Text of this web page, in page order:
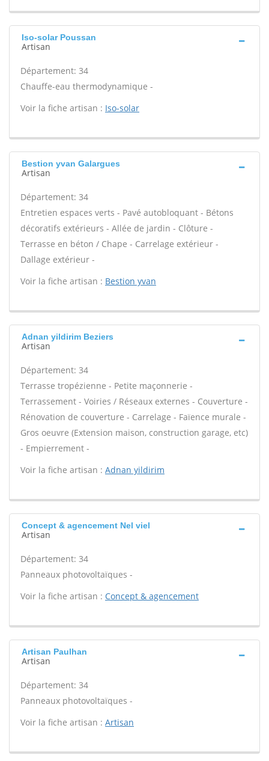
Iso-solar Poussan
Artisan
Département: 34
Chauffe-eau thermodynamique -
Voir la fiche artisan : Iso-solar
Bestion yvan Galargues
Artisan
Département: 34
Entretien espaces verts - Pavé autobloquant - Bétons
décoratifs extérieurs - Allée de jardin - Clôture -
Terrasse en béton / Chape - Carrelage extérieur -
Dallage extérieur -
Voir la fiche artisan : Bestion yvan
Adnan yildirim Beziers
Artisan
Département: 34
Terrasse tropézienne - Petite maçonnerie -
Terrassement - Voiries / Réseaux externes - Couverture -
Rénovation de couverture - Carrelage - Faïence murale -
Gros oeuvre (Extension maison, construction garage, etc)
- Empierrement -
Voir la fiche artisan : Adnan yildirim
Concept & agencement Nel viel
Artisan
Département: 34
Panneaux photovoltaïques -
Voir la fiche artisan : Concept & agencement
Artisan Paulhan
Artisan
Département: 34
Panneaux photovoltaïques -
Voir la fiche artisan : Artisan